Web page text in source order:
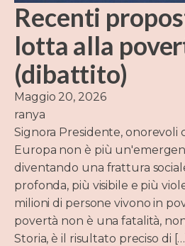
Recenti
lotta alla
(dibattito)
Maggio 20, 2026
ranya
Signora Presidente, onorevoli
Europa non è più
diventando una frattura
profonda, più visibile e più
milioni di persone vivono in
povertà non è una fatalità,
Storia, è il risultato preciso di